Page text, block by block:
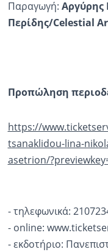
Παραγωγή: Αργύρης
Περίδης/Celestial
Προπώληση
https://
tsanaklidou-lina-
asetrion/
- τηλεφωνικά:
- online:
- εκδοτήριο: